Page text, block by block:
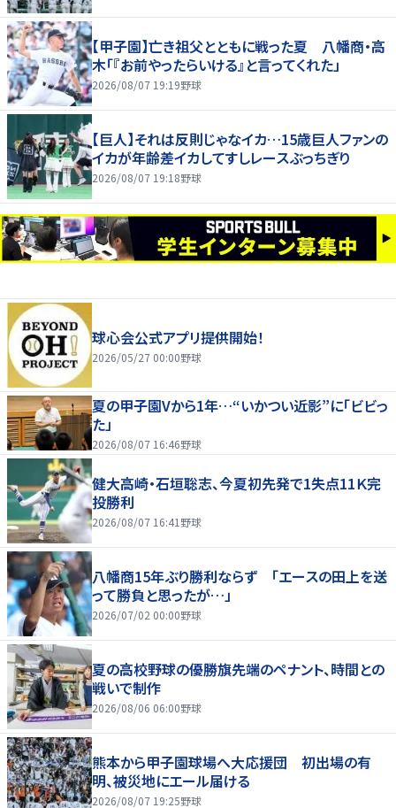
【甲子園】亡き祖父とともに戦った夏 八幡商・高
木「『お前やったらいける』と言ってくれた」
2026/08/07 19:19野球
【巨人】それは反則じゃなイカ…15歳巨人ファンの
イカが年齢差イカしてすしレースぶっちぎり
2026/08/07 19:18野球
球心会公式アプリ提供開始！
2026/05/27 00:00野球
夏の甲子園Vから1年…“いかつい近影”に「ビビっ
た」
2026/08/07 16:46野球
健大高崎・石垣聡志、今夏初先発で1失点11Ｋ完
投勝利
2026/08/07 16:41 野球
八幡商15年ぶり勝利ならず 「エースの田上を送
って勝負と思ったが…」
2026/07/02 00:00野球
夏の高校野球の優勝旗先端のペナント、時間との
戦いで制作
2026/08/06 06:00野球
熊本から甲子園球場へ大応援団 初出場の有
明、被災地にエール届ける
2026/08/07 19:25野球